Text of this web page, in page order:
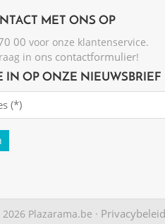
MET ONS OP
00 voor onze klantenservice.
in ons contactformulier!
IN OP ONZE NIEUWSBRIEF
Plazarama.be · Privacybeleid